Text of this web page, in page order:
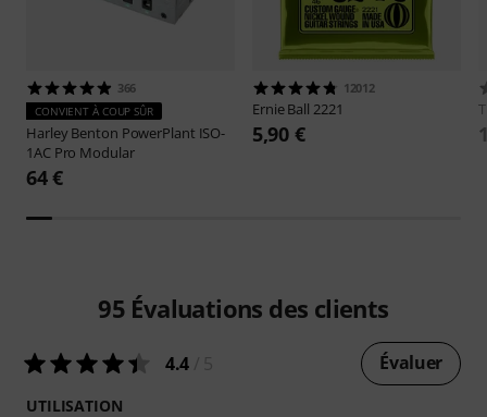
366
CONVIENT À COUP SÛR
Harley Benton PowerPlant ISO-
1AC Pro Modular
64 €
12012
Ernie Ball 2221
5,90 €
95 Évaluations des clients
4.4 Évaluer
UTILISATION